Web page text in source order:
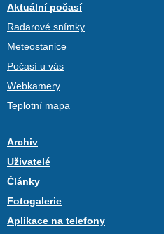
Aktuální počasí
Radarové snímky
Meteostanice
Počasí u vás
Webkamery
Teplotní mapa
Archiv
Uživatelé
Články
Fotogalerie
Aplikace na telefony